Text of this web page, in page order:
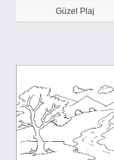
Güzel Plaj